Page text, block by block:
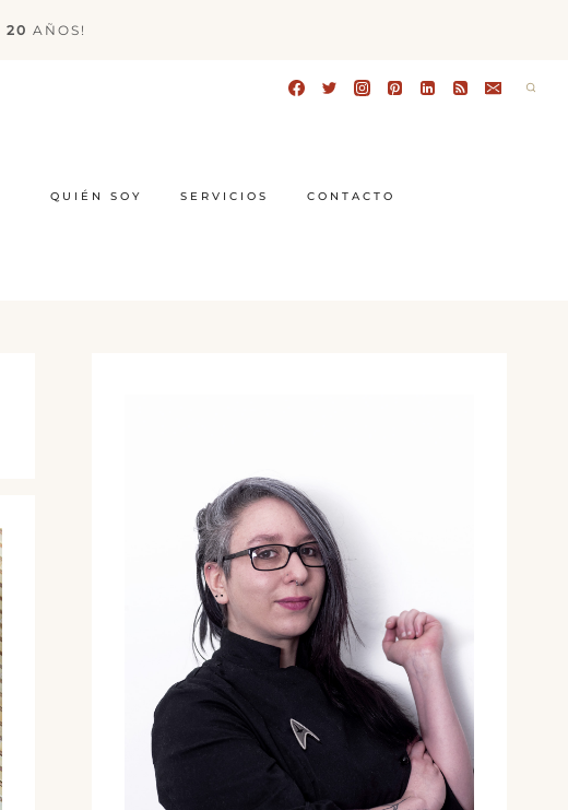
20 AÑOS!
QUIÉN SOY SERVICIOS CONTACTO